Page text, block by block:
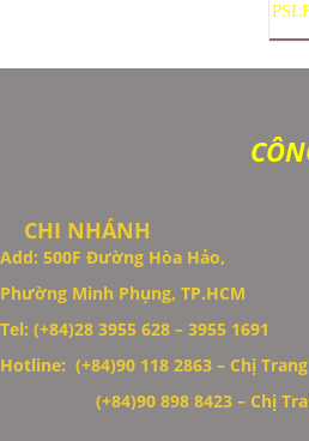
CHI NHÁNH
Add: 500F Đường Hòa Hảo,
Phường Minh Phụng, TP.HCM
Tel: (+84)28 3955 628 – 3955 1691
Hotline: (+84)90 118 2863 – Chị Trang
(+84)90 898 8423 – Chị